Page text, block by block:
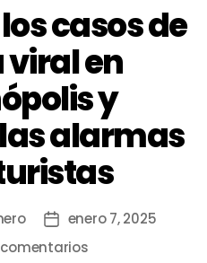
casos de
en
y
alarmas
enero 7, 2025